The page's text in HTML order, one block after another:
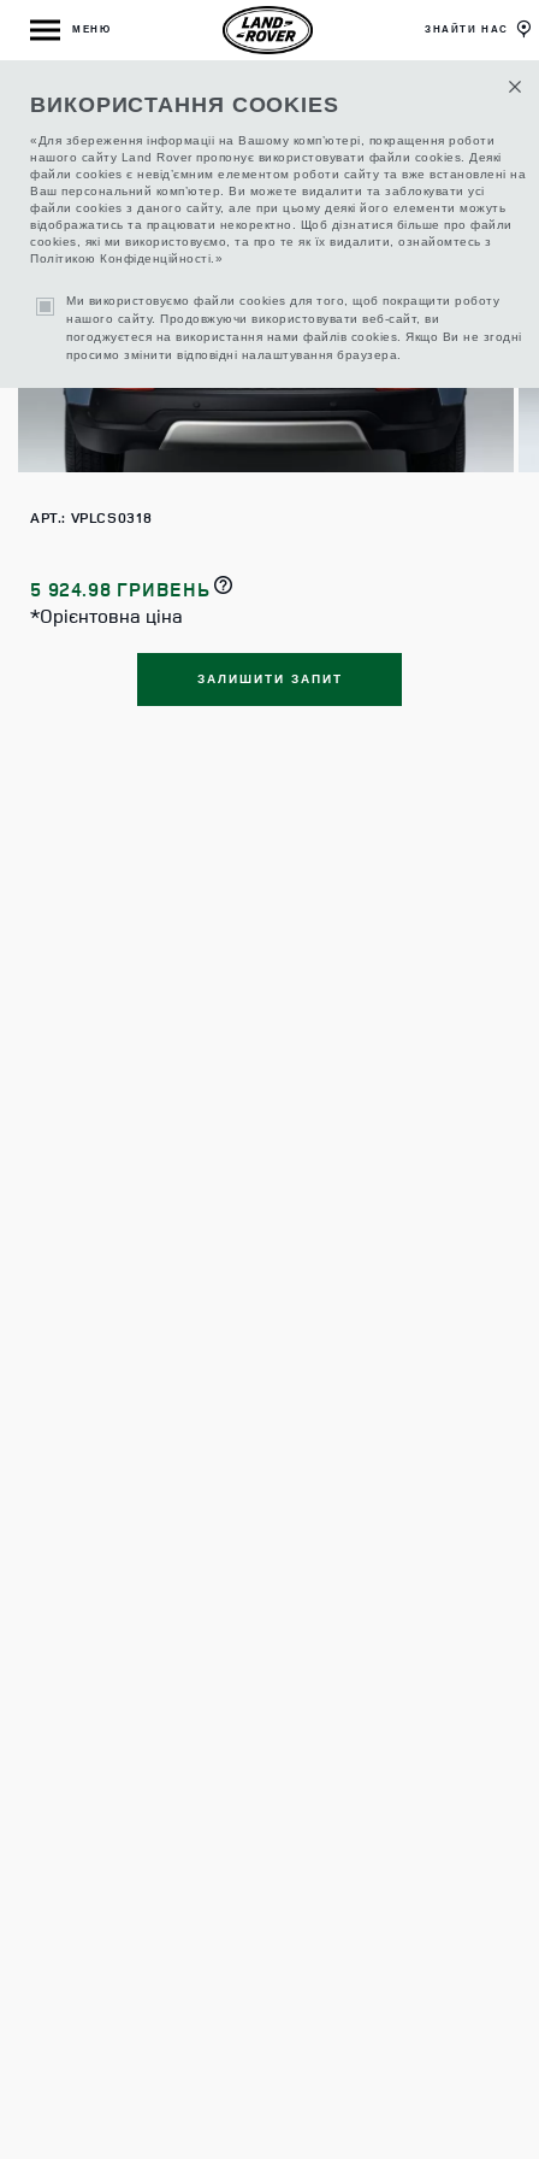
ВИКОРИСТАННЯ COOKIES
«Для збереження інформаціі на Вашому комп’ютері, покращення роботи
нашого сайту Land Rover пропонує використовувати файли cookies. Деякі
файли cookies є невід’ємним елементом роботи сайту та вже встановлені на
Ваш персональний комп’ютер. Ви можете видалити та заблокувати усі
файли cookies з даного сайту, але при цьому деякі його елементи можуть
відображатись та працювати некоректно. Щоб дізнатися більше про файли
cookies, які ми використовуємо, та про те як їх видалити, ознайомтесь з
Політикою Конфіденційності.»
Ми використовуємо файли cookies для того, щоб покращити роботу
нашого сайту. Продовжуючи використовувати веб-сайт, ви
погоджуєтеся на використання нами файлів cookies. Якщо Ви не згодні
просимо змінити відповідні налаштування браузера.
МЕНЮ ЗНАЙТИ НАС
ОРГАНАЙЗЕР БАГАЖНОГО ВІДДІЛЕННЯ
АРТ.: VPLCS0318
5 924.98 ГРИВЕНЬ
*Орієнтовна ціна
ЗАЛИШИТИ ЗАПИТ